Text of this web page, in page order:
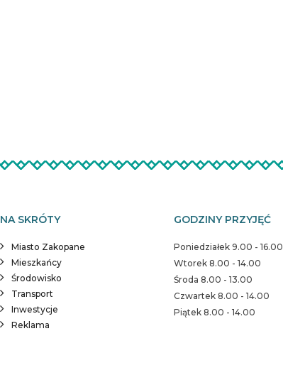
NA SKRÓTY
Miasto Zakopane
Mieszkańcy
Środowisko
Transport
Inwestycje
Reklama
GODZINY PRZYJĘĆ
Poniedziałek 9.00 - 16.00
Wtorek 8.00 - 14.00
Środa 8.00 - 13.00
Czwartek 8.00 - 14.00
Piątek 8.00 - 14.00